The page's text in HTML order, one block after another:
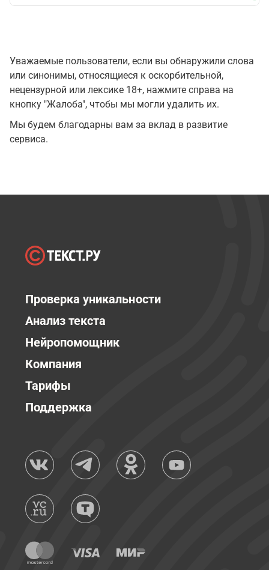
Уважаемые пользователи, если вы обнаружили слова
или синонимы, относящиеся к оскорбительной,
нецензурной или лексике 18+, нажмите справа на
кнопку "Жалоба", чтобы мы могли удалить их.
Мы будем благодарны вам за вклад в развитие
сервиса.
Проверка уникальности
Анализ текста
Нейропомощник
Компания
Тарифы
Поддержка